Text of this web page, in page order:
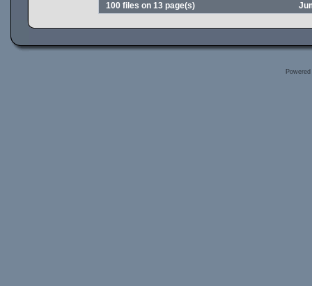
100 files on 13 page(s)